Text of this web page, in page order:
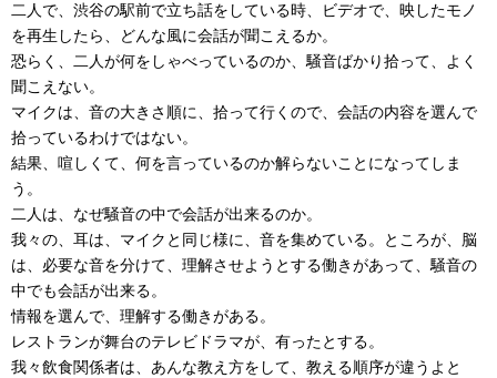
二人で、渋谷の駅前で立ち話をしている時、ビデオで、映したモノ
を再生したら、どんな風に会話が聞こえるか。
恐らく、二人が何をしゃべっているのか、騒音ばかり拾って、よく
聞こえない。
マイクは、音の大きさ順に、拾って行くので、会話の内容を選んで
拾っているわけではない。
結果、喧しくて、何を言っているのか解らないことになってしま
う。
二人は、なぜ騒音の中で会話が出来るのか。
我々の、耳は、マイクと同じ様に、音を集めている。ところが、脳
は、必要な音を分けて、理解させようとする働きがあって、騒音の
中でも会話が出来る。
情報を選んで、理解する働きがある。
レストランが舞台のテレビドラマが、有ったとする。
我々飲食関係者は、あんな教え方をして、教える順序が違うよと